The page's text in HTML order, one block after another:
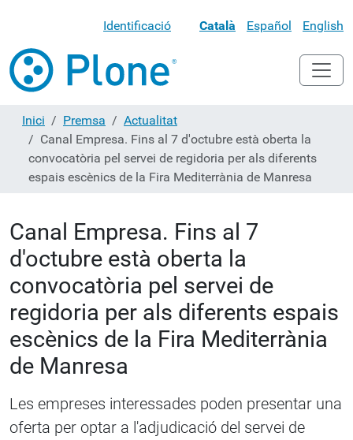
Identificació Català Español English
Inici Premsa
Actualitat
Canal Empresa. Fins al 7 d'octubre està oberta la
convocatòria pel servei de regidoria per als diferents
espais escènics de la Fira Mediterrània de Manresa
Canal Empresa. Fins al 7
d'octubre està oberta la
convocatòria pel servei de
regidoria per als diferents espais
escènics de la Fira Mediterrània
de Manresa
Les empreses interessades poden presentar una
oferta per optar a l'adjudicació del servei de